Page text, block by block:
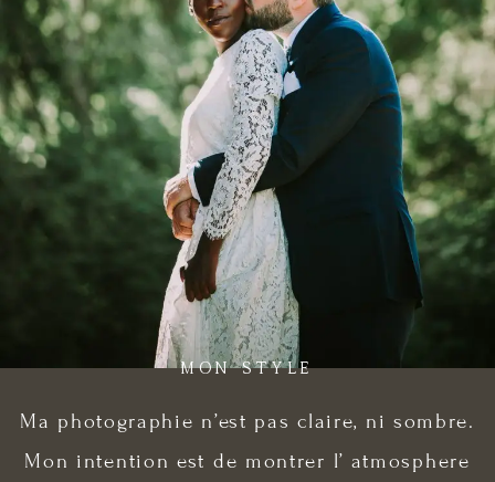
MON STYLE
Ma photographie n’est pas claire, ni sombre.
Mon intention est de montrer l’ atmosphere